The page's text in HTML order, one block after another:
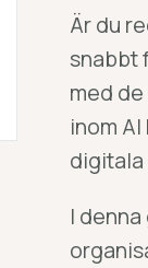
Är du
snabbt
med
inom
digitala
I